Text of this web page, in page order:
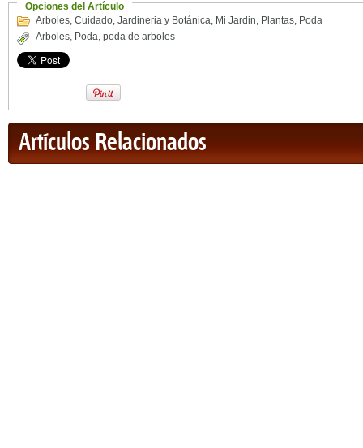
Opciones del Artículo
Arboles, Cuidado, Jardineria y Botánica, Mi Jardin, Plantas, Poda
Arboles, Poda, poda de arboles
Artículos Relacionados